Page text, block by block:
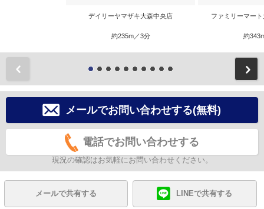
デイリーヤマザキ大森中央店
約235m／3分
ファミリーマー
約
メールでお問い合わせする(無料)
電話でお問い合わせする
現況の確認はお気軽にお問い合わせください。
メールで共有する LINEで共有する